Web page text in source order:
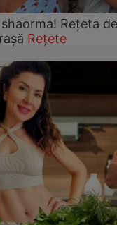
Rețeta de
Rețete